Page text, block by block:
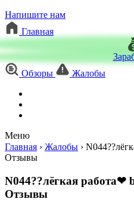
Напишите нам
Главная
Обзоры
Жалобы
Меню
Главная › Жалобы ›
Отзывы
N044??лёгкая работа❤
Отзывы